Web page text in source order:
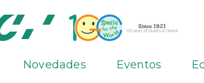
Novedades Eventos